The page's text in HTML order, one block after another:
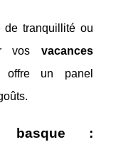
de tranquillité ou
vos vacances
offre un panel
basque :